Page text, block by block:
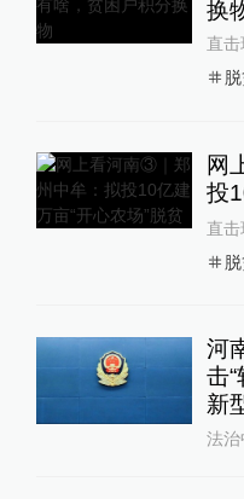
换
直击
网
投
直击
河
击
新
法治